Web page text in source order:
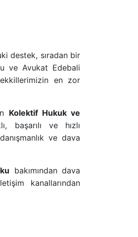
destek, sıradan bir
ve Avukat Edebali
en zor
Kolektif Hukuk ve
başarılı ve hızlı
ve dava
bakımından dava
kanallarından